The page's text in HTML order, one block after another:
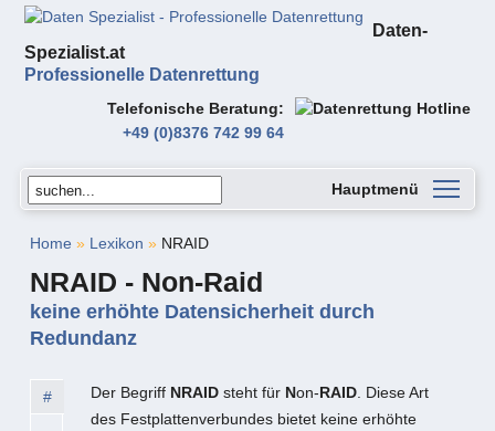
Daten-
Spezialist.at
Professionelle Datenrettung
Telefonische Beratung
+49 (0)8376 742 99 64
Hauptmenü
Home » Lexikon »NRAID
NRAID - Non-Raid
keine erhöhte Datensicherheit durch
Redundanz
# Der Begriff NRAIDsteht für Non-RAID. Diese Art
des Festplattenverbundes bietet keine erhöhte